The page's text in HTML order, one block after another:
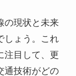
の現状と未来
しょう。これ
注目して、更
通技術がどの